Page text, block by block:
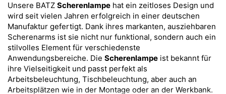
Unsere BATZ Scherenlampe hat ein zeitloses Design und
wird seit vielen Jahren erfolgreich in einer deutschen
Manufaktur gefertigt. Dank ihres markanten, ausziehbaren
Scherenarms ist sie nicht nur funktional, sondern auch ein
stilvolles Element für verschiedenste
Anwendungsbereiche. Die Scherenlampe ist bekannt für
ihre Vielseitigkeit und passt perfekt als
Arbeitsbeleuchtung, Tischbeleuchtung, aber auch an
Arbeitsplätzen wie in der Montage oder an der Werkbank.